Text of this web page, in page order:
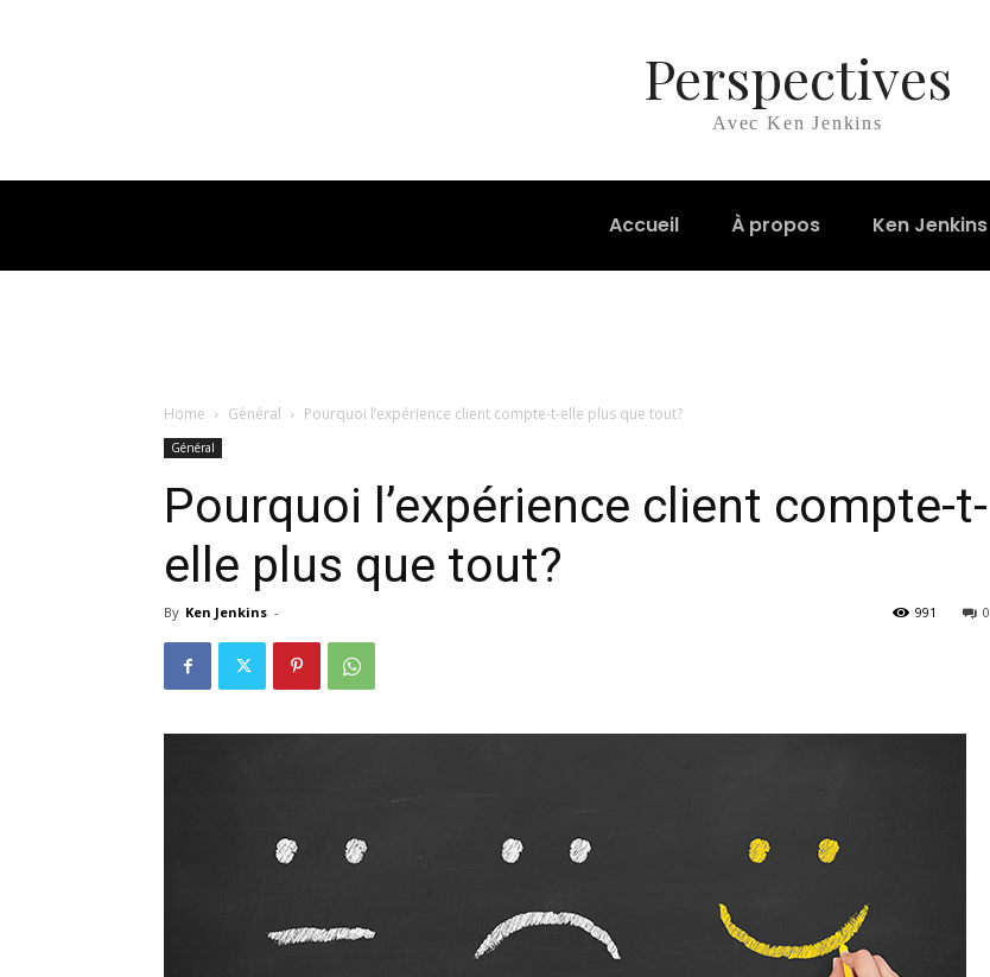
Perspectives
Avec Ken Jenkins
Accueil À propos Ken Jenkins
Home Général Pourquoi l’expérience client compte-t-elle plus que tout?
Général
Pourquoi l’expérience client compte-t-
elle plus que tout?
By Ken Jenkins - 0
991